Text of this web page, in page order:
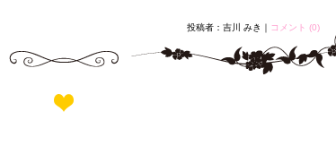
投稿者：吉川 みき｜ コメント (0)